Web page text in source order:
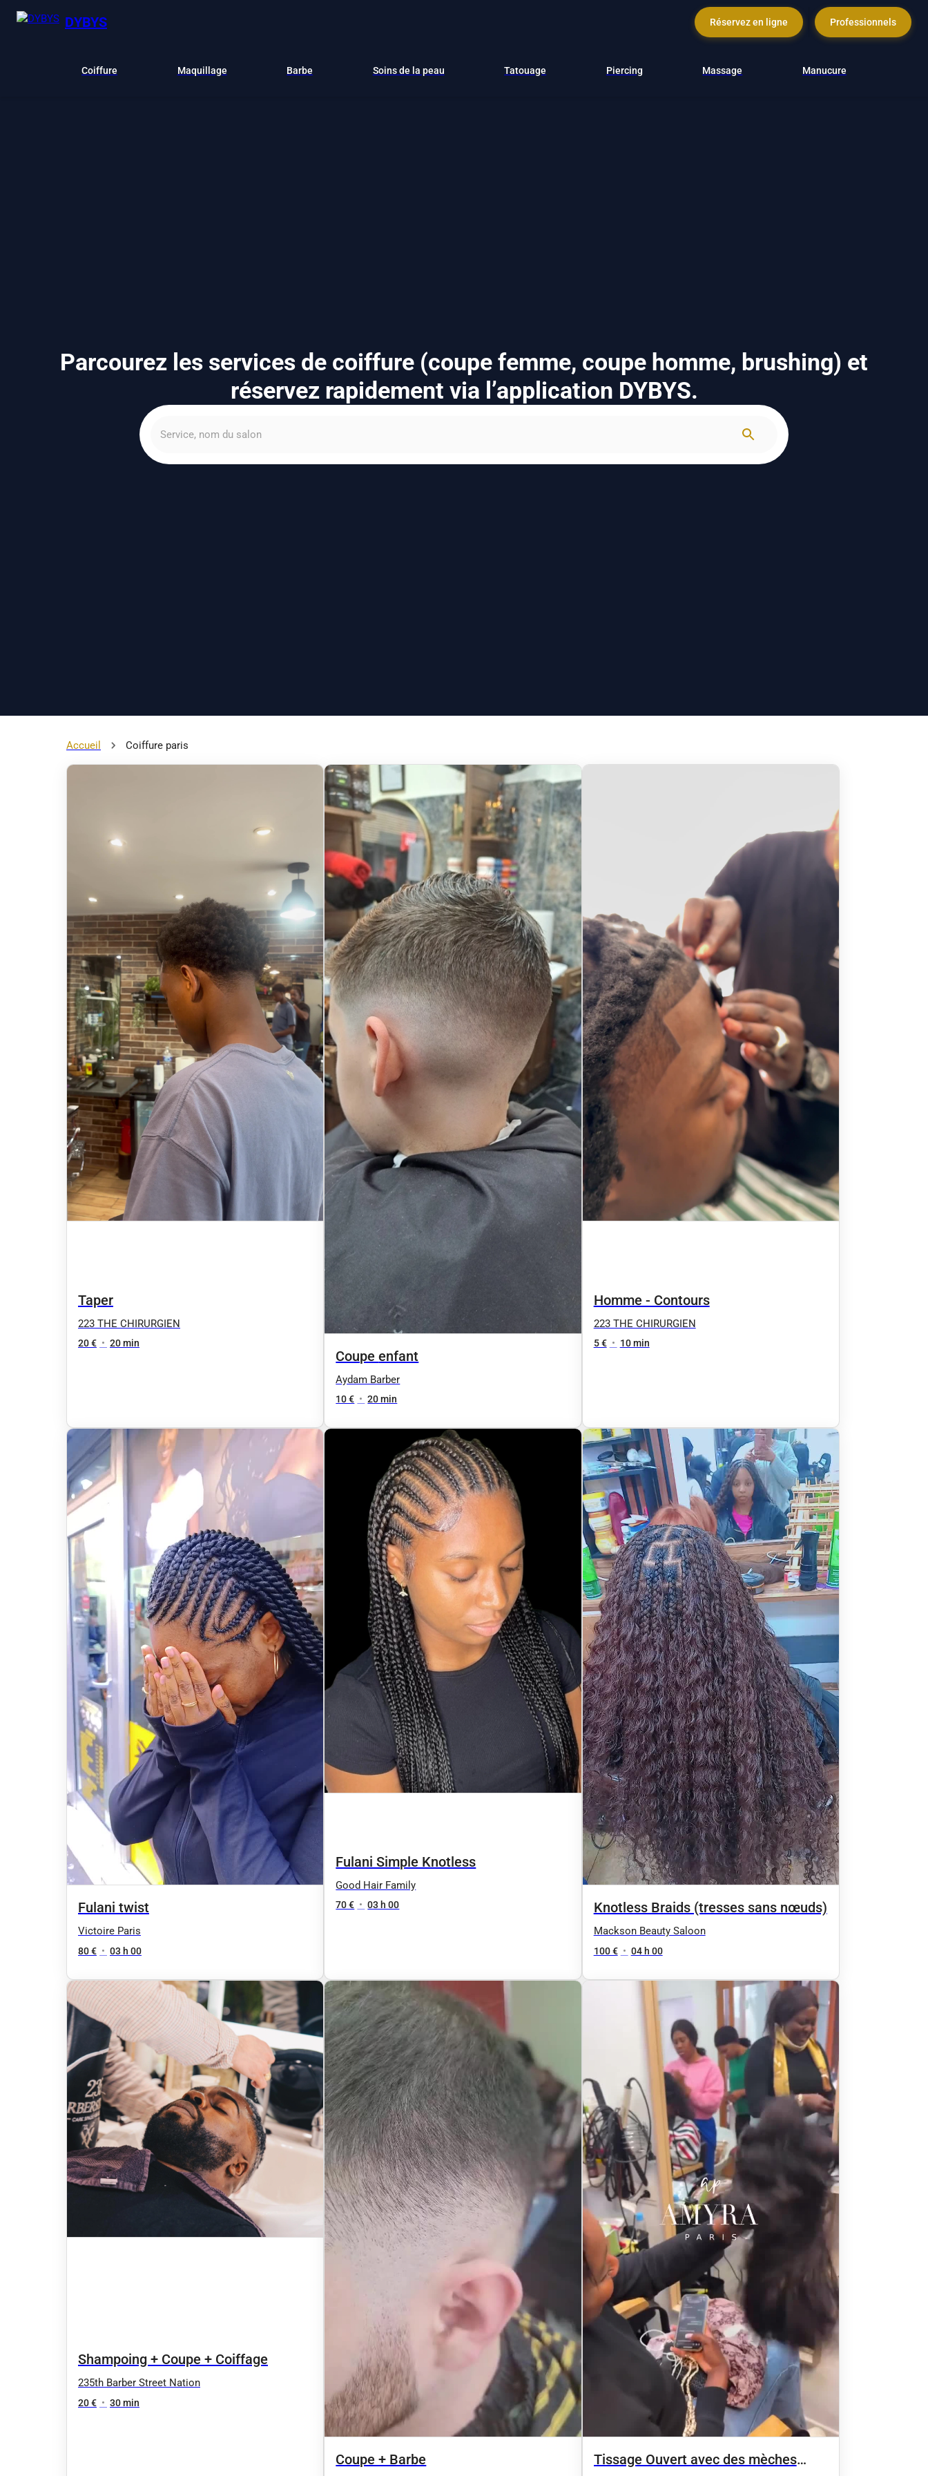
DYBYS Réservez en ligne Professionnels
Coiffure Maquillage Barbe Soins de la peau Tatouage Piercing Massage Manucure
Parcourez les services de coiffure (coupe femme, coupe homme, brushing) et
réservez rapidement via l’application DYBYS.
Accueil Coiffure paris
Taper
223 THE CHIRURGIEN
20 € • 20 min
Coupe enfant
Aydam Barber
10 € • 20 min
Homme - Contours
223 THE CHIRURGIEN
5 € • 10 min
Fulani twist
Victoire Paris
80 € • 03 h 00
Fulani Simple Knotless
Good Hair Family
70 € • 03 h 00 Knotless Braids (tresses sans nœuds)
Mackson Beauty Saloon
100 € • 04 h 00
Shampoing + Coupe + Coiffage
235th Barber Street Nation
20 € • 30 min
Coupe + Barbe
Tissage Ouvert avec des mèches